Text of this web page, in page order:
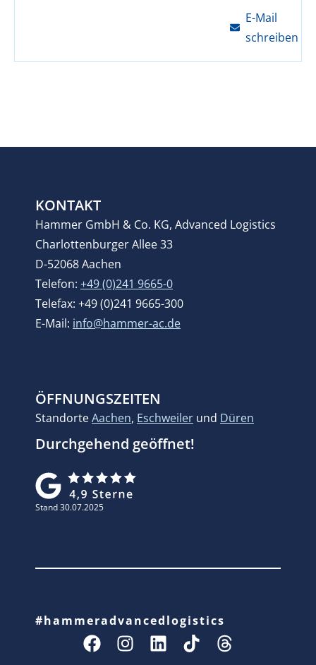
E-Mail
schreiben
KONTAKT
Hammer GmbH & Co. KG, Advanced Logistics
Charlottenburger Allee 33
D-52068 Aachen
Telefon: +49 (0)241 9665-0
Telefax: +49 (0)241 9665-300
E-Mail: info@hammer-ac.de
ÖFFNUNGSZEITEN
StandorteAachen, Eschweiler und Düren
Durchgehend geöffnet!
Stand 30.07.2025
#hammeradvancedlogistics